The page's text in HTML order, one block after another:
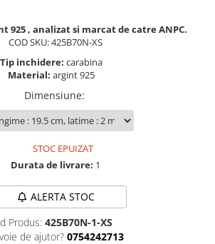
925 , analizat si marcat de catre ANPC.
COD SKU: 425B70N-XS
Tip inchidere: carabina
Material: argint 925
Dimensiune:
STOC EPUIZAT
Durata de livrare: 1
ALERTA STOC
Produs: 425B70N-1-XS
de ajutor? 0754242713